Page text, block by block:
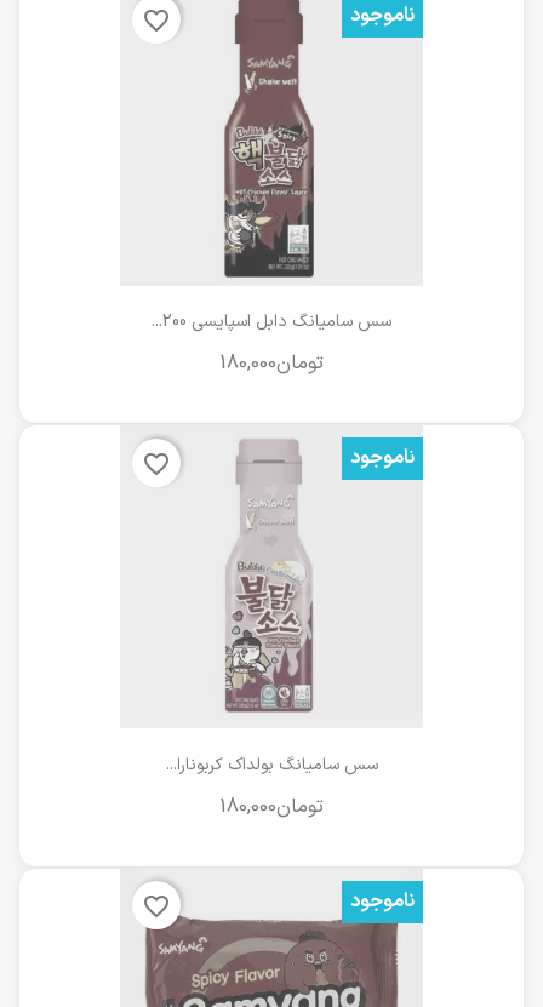
سس سامیانگ دابل اسپایسی 200...
ناموجود favorite_border
سس سامیانگ بولداک کربونارا...
ناموجود favorite_border
ناموجود favorite_border